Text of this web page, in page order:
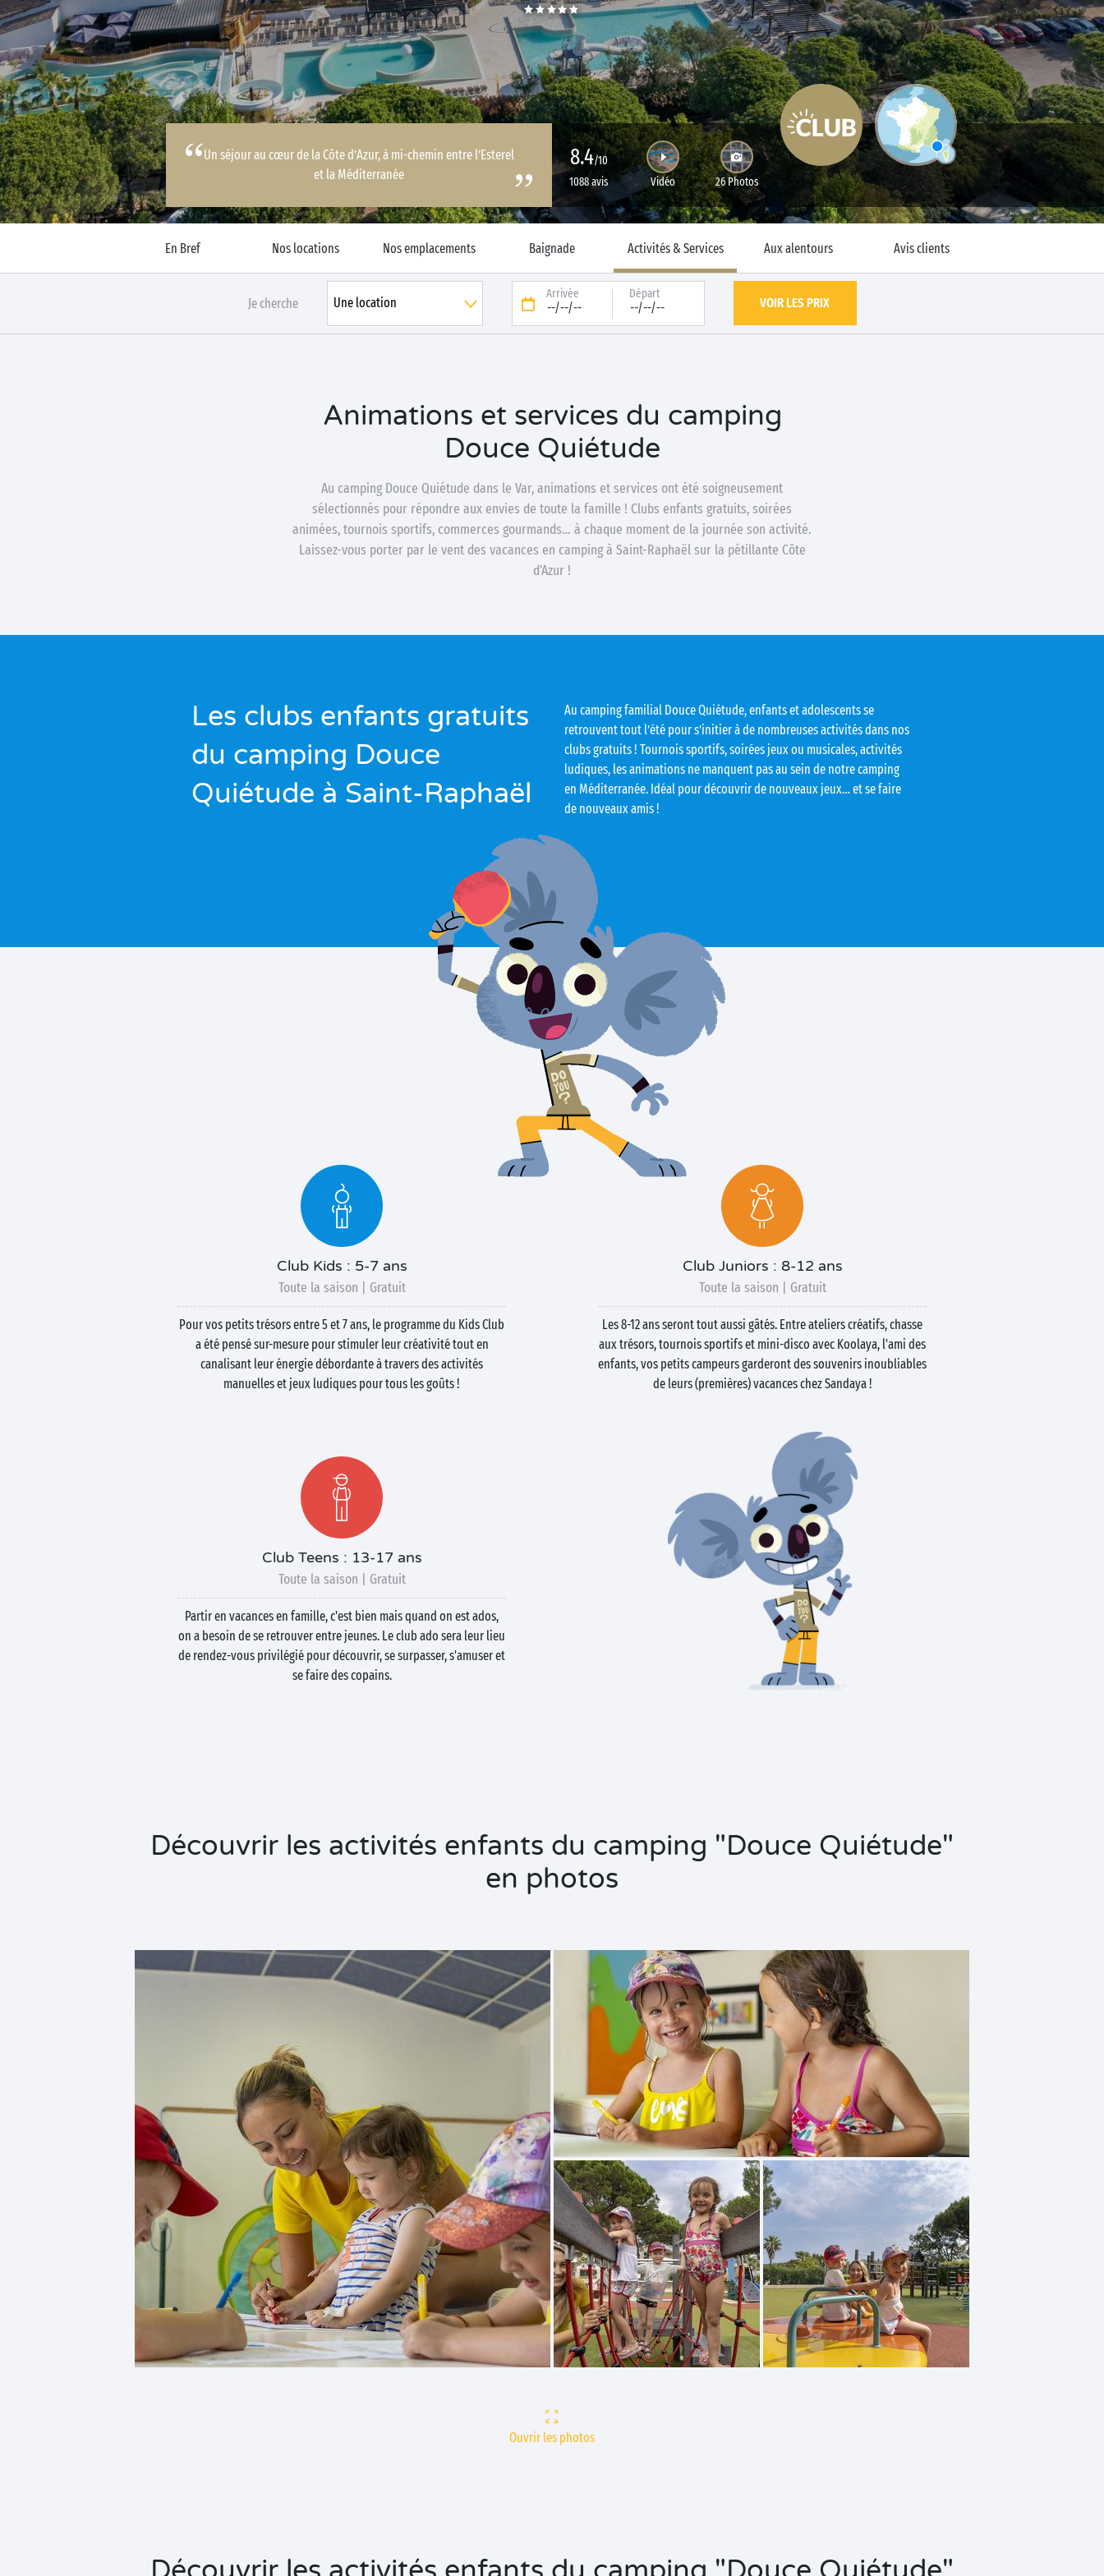
Un séjour au cœur de la Côte d’Azur, à mi-chemin entre l’Esterel
et la Méditerranée
8.4/10
1088 avis
Vidéo 26 Photos
En Bref Nos locations Nos emplacements Baignade Activités & Services Aux alentours Avis clients
Je cherche
Arrivée
--/--/--
Départ
--/--/-- VOIR LES PRIX
Animations et services du camping
Douce Quiétude
Au camping Douce Quiétude dans le Var, animations et services ont été soigneusement
sélectionnés pour répondre aux envies de toute la famille ! Clubs enfants gratuits, soirées
animées, tournois sportifs, commerces gourmands… à chaque moment de la journée son activité.
Laissez-vous porter par le vent des vacances en camping à Saint-Raphaël sur la pétillante Côte
d’Azur !
Les clubs enfants gratuits
du camping Douce
Quiétude à Saint-Raphaël
Au camping familial Douce Quiétude, enfants et adolescents se
retrouvent tout l’été pour s’initier à de nombreuses activités dans nos
clubs gratuits ! Tournois sportifs, soirées jeux ou musicales, activités
ludiques, les animations ne manquent pas au sein de notre camping
en Méditerranée. Idéal pour découvrir de nouveaux jeux… et se faire
de nouveaux amis !
Club Kids : 5-7 ans
Toute la saison | Gratuit
Pour vos petits trésors entre 5 et 7 ans, le programme du Kids Club
a été pensé sur-mesure pour stimuler leur créativité tout en
canalisant leur énergie débordante à travers des activités
manuelles et jeux ludiques pour tous les goûts !
Club Juniors : 8-12 ans
Toute la saison | Gratuit
Les 8-12 ans seront tout aussi gâtés. Entre ateliers créatifs, chasse
aux trésors, tournois sportifs et mini-disco avec Koolaya, l'ami des
enfants, vos petits campeurs garderont des souvenirs inoubliables
de leurs (premières) vacances chez Sandaya !
Club Teens : 13-17 ans
Toute la saison | Gratuit
Partir en vacances en famille, c'est bien mais quand on est ados,
on a besoin de se retrouver entre jeunes. Le club ado sera leur lieu
de rendez-vous privilégié pour découvrir, se surpasser, s'amuser et
se faire des copains.
Découvrir les activités enfants du camping "Douce Quiétude"
en photos
Ouvrir les photos
Business Village by Sandaya